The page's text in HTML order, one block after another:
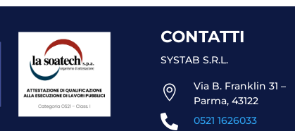
CONTATTI
SYSTAB S.R.L.

Via B. Franklin 31 –
Parma, 43122
 0521 1626033